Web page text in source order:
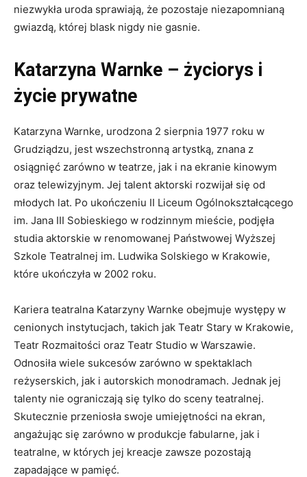
niezwykła uroda sprawiają, że pozostaje niezapomnianą
gwiazdą, której blask nigdy nie gasnie.
Katarzyna Warnke – życiorys i
życie prywatne
Katarzyna Warnke, urodzona 2 sierpnia 1977 roku w
Grudziądzu, jest wszechstronną artystką, znana z
osiągnięć zarówno w teatrze, jak i na ekranie kinowym
oraz telewizyjnym. Jej talent aktorski rozwijał się od
młodych lat. Po ukończeniu II Liceum Ogólnokształcącego
im. Jana III Sobieskiego w rodzinnym mieście, podjęła
studia aktorskie w renomowanej Państwowej Wyższej
Szkole Teatralnej im. Ludwika Solskiego w Krakowie,
które ukończyła w 2002 roku.
Kariera teatralna Katarzyny Warnke obejmuje występy w
cenionych instytucjach, takich jak Teatr Stary w Krakowie,
Teatr Rozmaitości oraz Teatr Studio w Warszawie.
Odnosiła wiele sukcesów zarówno w spektaklach
reżyserskich, jak i autorskich monodramach. Jednak jej
talenty nie ograniczają się tylko do sceny teatralnej.
Skutecznie przeniosła swoje umiejętności na ekran,
angażując się zarówno w produkcje fabularne, jak i
teatralne, w których jej kreacje zawsze pozostają
zapadające w pamięć.